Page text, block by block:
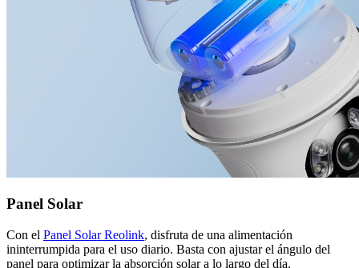
Panel Solar
Con el Panel Solar Reolink, disfruta de una alimentación
ininterrumpida para el uso diario. Basta con ajustar el ángulo del
panel para optimizar la absorción solar a lo largo del día.